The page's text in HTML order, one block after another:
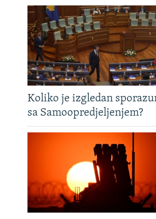
Koliko je izgledan
sa Samoopredjeljenjem?